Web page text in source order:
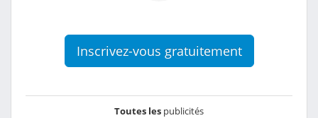
Inscrivez-vous gratuitement
Toutes les publicités